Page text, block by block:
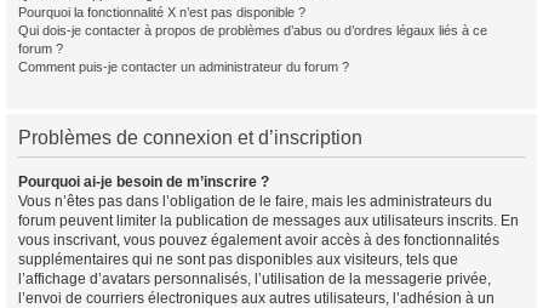
Pourquoi la fonctionnalité X n’est pas disponible ?
Qui dois-je contacter à propos de problèmes d’abus ou d’ordres légaux liés à ce
forum ?
Comment puis-je contacter un administrateur du forum ?
Problèmes de connexion et d’inscription
Pourquoi ai-je besoin de m’inscrire ?
Vous n’êtes pas dans l’obligation de le faire, mais les administrateurs du
forum peuvent limiter la publication de messages aux utilisateurs inscrits. En
vous inscrivant, vous pouvez également avoir accès à des fonctionnalités
supplémentaires qui ne sont pas disponibles aux visiteurs, tels que
l’affichage d’avatars personnalisés, l’utilisation de la messagerie privée,
l’envoi de courriers électroniques aux autres utilisateurs, l’adhésion à un